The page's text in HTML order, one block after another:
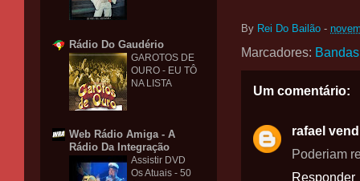
By Rei Do Bailão -
Marcadores: Bandas
Um comentário:
rafael
Poderiam
Responder
Rádio Do Gaudério
GAROTOS DE
OURO - EU TÔ
NA LISTA
Web Rádio Amiga - A
Rádio Da Integração
Assistir DVD
Os Atuais - 50